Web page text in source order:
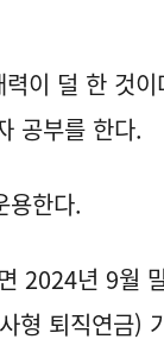
이 덜 한 것
공부를 한다.
용한다.
2024년 9월
형 퇴직연금)